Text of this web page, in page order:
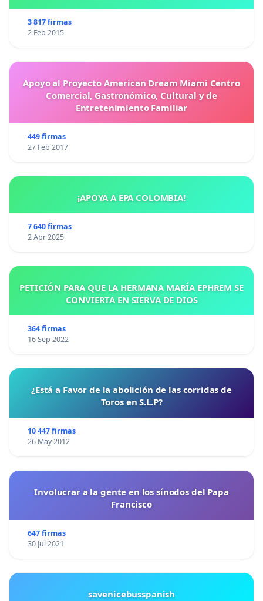
3 817 firmas
2 Feb 2015
Apoyo al Proyecto American Dream Miami Centro
Comercial, Gastronómico, Cultural y de
Entretenimiento Familiar
449 firmas
27 Feb 2017
¡APOYA A EPA COLOMBIA!
7 640 firmas
2 Apr 2025
PETICIÓN PARA QUE LA HERMANA MARÍA EPHREM SE
CONVIERTA EN SIERVA DE DIOS
364 firmas
16 Sep 2022
¿Está a Favor de la abolición de las corridas de
Toros en S.L.P?
10 447 firmas
26 May 2012
Involucrar a la gente en los sínodos del Papa
Francisco
647 firmas
30 Jul 2021
savenicebusspanish